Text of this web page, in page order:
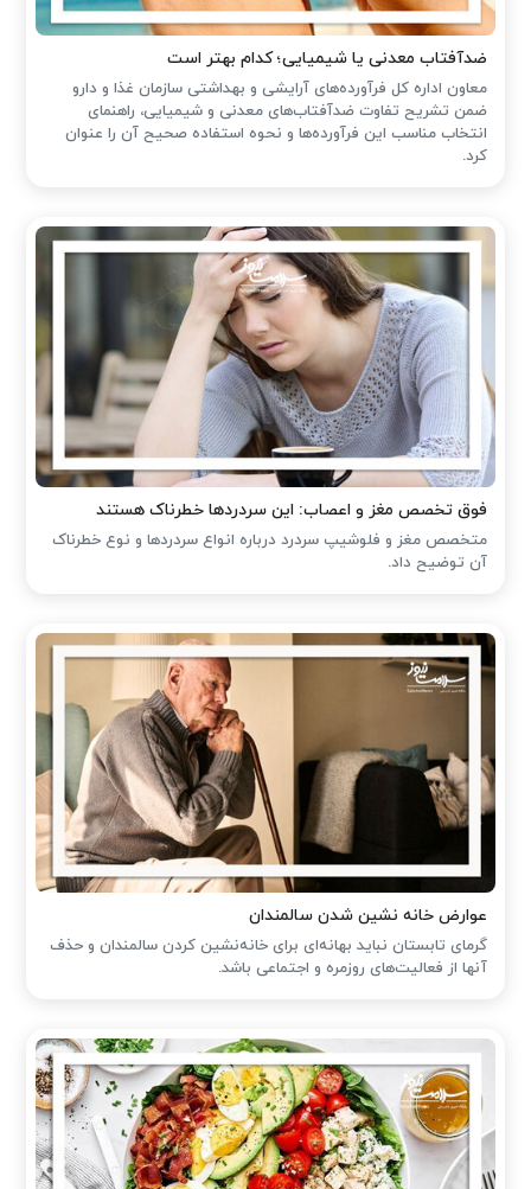
ضدآفتاب‌ معدنی یا شیمیایی؛ کدام بهتر است
معاون اداره کل فرآورده‌های آرایشی و بهداشتی سازمان غذا و دارو
ضمن تشریح تفاوت ضدآفتاب‌های معدنی و شیمیایی، راهنمای
انتخاب مناسب این فرآورده‌ها و نحوه استفاده صحیح آن را عنوان
کرد.
فوق تخصص مغز و اعصاب: این سردردها خطرناک هستند
متخصص مغز و فلوشیپ سردرد درباره انواع سردردها و نوع خطرناک
آن توضیح داد.
عوارض خانه نشین شدن سالمندان
گرمای تابستان نباید بهانه‌ای برای خانه‌نشین کردن سالمندان و حذف
آنها از فعالیت‌های روزمره و اجتماعی باشد.